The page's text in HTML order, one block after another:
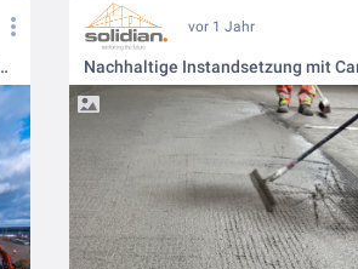
aus Carbonbeton
vor 1 Jahr